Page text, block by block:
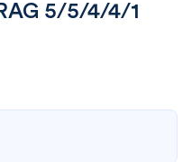
5/5/4/4/1